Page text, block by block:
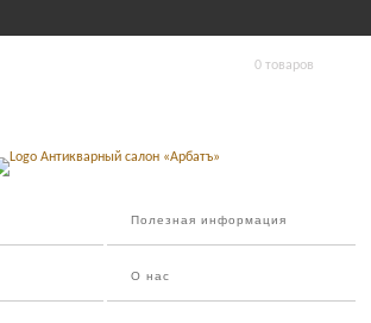
0 товаров
Полезная информация
О нас